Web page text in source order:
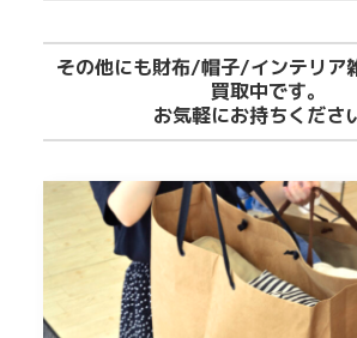
その他にも財布/帽子/インテリア
買取中です。
お気軽にお持ちくださ